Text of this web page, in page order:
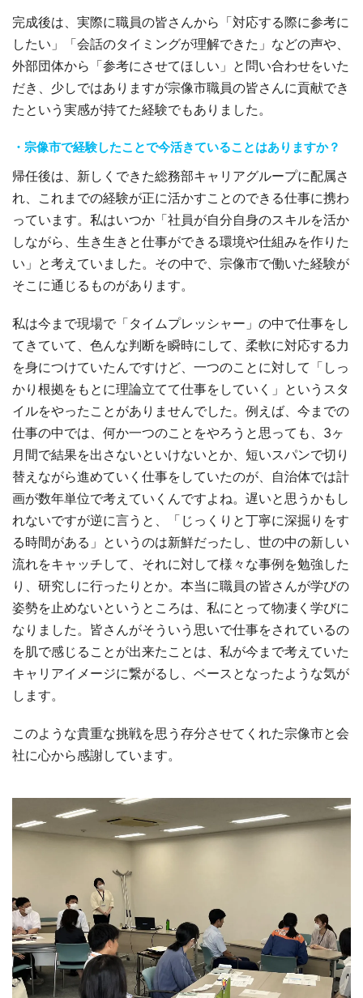
完成後は、実際に職員の皆さんから「対応する際に参考に
したい」「会話のタイミングが理解できた」などの声や、
外部団体から「参考にさせてほしい」と問い合わせをいた
だき、少しではありますが宗像市職員の皆さんに貢献でき
たという実感が持てた経験でもありました。
・宗像市で経験したことで今活きていることはありますか？
帰任後は、新しくできた総務部キャリアグループに配属さ
れ、これまでの経験が正に活かすことのできる仕事に携わ
っています。私はいつか「社員が自分自身のスキルを活か
しながら、生き生きと仕事ができる環境や仕組みを作りた
い」と考えていました。その中で、宗像市で働いた経験が
そこに通じるものがあります。
私は今まで現場で「タイムプレッシャー」の中で仕事をし
てきていて、色んな判断を瞬時にして、柔軟に対応する力
を身につけていたんですけど、一つのことに対して「しっ
かり根拠をもとに理論立てて仕事をしていく」というスタ
イルをやったことがありませんでした。例えば、今までの
仕事の中では、何か一つのことをやろうと思っても、3ヶ
月間で結果を出さないといけないとか、短いスパンで切り
替えながら進めていく仕事をしていたのが、自治体では計
画が数年単位で考えていくんですよね。遅いと思うかもし
れないですが逆に言うと、「じっくりと丁寧に深掘りをす
る時間がある」というのは新鮮だったし、世の中の新しい
流れをキャッチして、それに対して様々な事例を勉強した
り、研究しに行ったりとか。本当に職員の皆さんが学びの
姿勢を止めないというところは、私にとって物凄く学びに
なりました。皆さんがそういう思いで仕事をされているの
を肌で感じることが出来たことは、私が今まで考えていた
キャリアイメージに繋がるし、ベースとなったような気が
します。
このような貴重な挑戦を思う存分させてくれた宗像市と会
社に心から感謝しています。